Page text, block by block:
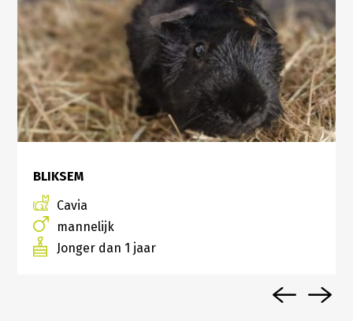
BLIKSEM
Cavia
mannelijk
Jonger dan 1 jaar